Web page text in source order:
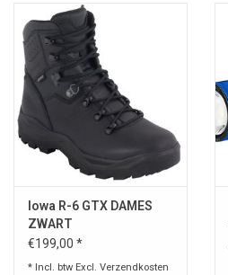
lowa R-6 GTX DAMES
ZWART
€199,00 *
* Incl. btw Excl. Verzendkosten